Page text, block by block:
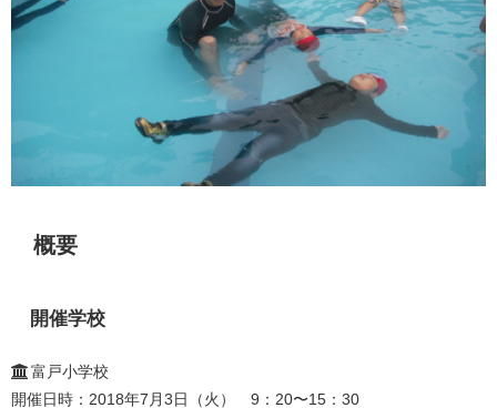
概要
開催学校
富戸小学校
開催日時：2018年7月3日（火） 9：20〜15：30